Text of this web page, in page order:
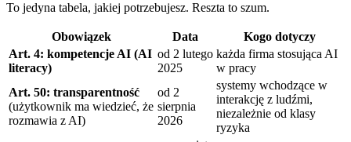
To jedyna tabela, jakiej potrzebujesz. Reszta to szum.
Obowiązek Data
Kogo dotyczy
Art. 4: kompetencje AI (AI
literacy)
od 2 lutego
2025
każda firma stosująca AI
w pracy
Art. 50: transparentność
(użytkownik ma wiedzieć, że
rozmawia z AI)
od 2
sierpnia
2026
systemy wchodzące w
interakcję z ludźmi,
niezależnie od klasy
ryzyka